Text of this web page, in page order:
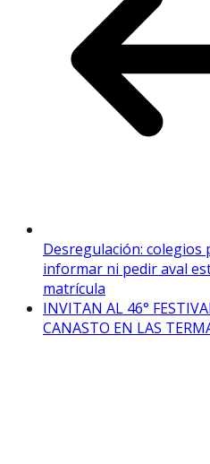
Desregulación: colegios
informar ni pedir aval
matrícula
INVITAN AL 46°
CANASTO EN LAS